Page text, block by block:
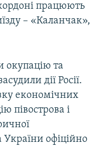
працюють
– «Каланчак»,
окупацію та
дії Росії.
економічних
півострова і
України офіційно